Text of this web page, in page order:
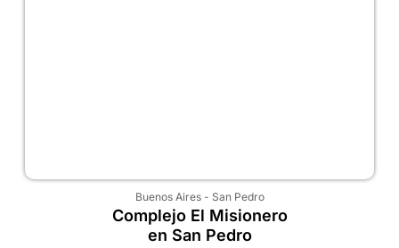
Buenos Aires- San Pedro
Complejo El Misionero
en San Pedro